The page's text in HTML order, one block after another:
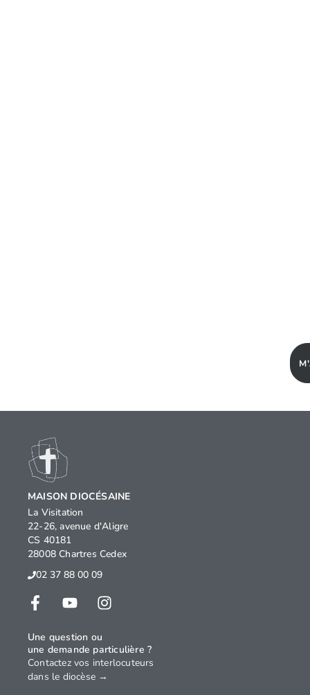
MAISON DIOCÉSAINE
La Visitation
22-26, avenue d'Aligre
CS 40181
28008 Chartres Cedex
02 37 88 00 09
Une question ou
une demande particulière ?
Contactez vos interlocuteurs
dans le diocèse →